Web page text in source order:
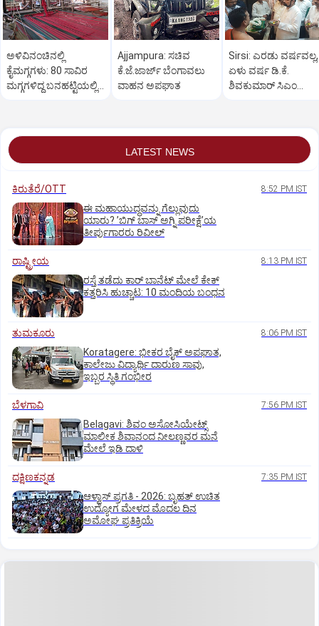
ಅಳಿವಿನಂಚಿನಲ್ಲಿ
ಕೈಮಗ್ಗಗಳು: 80 ಸಾವಿರ
ಮಗ್ಗಗಳಿದ್ದ ಬನಹಟ್ಟಿಯಲ್ಲಿ
Ajjampura: ಸಚಿವ
ಕೆ.ಜೆ.ಜಾರ್ಜ್ ಬೆಂಗಾವಲು
ವಾಹನ ಅಪಘಾತ
Sirsi: ಎರಡು ವರ್ಷವಲ್ಲ,
ಏಳು ವರ್ಷ ಡಿ.ಕೆ.
ಶಿವಕುಮಾರ್ ಸಿಎಂ
LATEST NEWS
ಕಿರುತೆರೆ/OTT 8:52 PM IST
ಈ ಮಹಾಯುದ್ಧವನ್ನು ಗೆಲ್ಲುವುದು
ಯಾರು? ʼಬಿಗ್‌ ಬಾಸ್‌ ಅಗ್ನಿ ಪರೀಕ್ಷೆʼಯ
ತೀರ್ಪುಗಾರರು ರಿವೀಲ್
ರಾಷ್ಟ್ರೀಯ 8:13 PM IST
ರಸ್ತೆ ತಡೆದು ಕಾರ್ ಬಾನೆಟ್ ಮೇಲೆ ಕೇಕ್
ಕತ್ತರಿಸಿ ಹುಚ್ಚಾಟ: 10 ಮಂದಿಯ ಬಂಧನ
ತುಮಕೂರು 8:06 PM IST
Koratagere: ಭೀಕರ ಬೈಕ್ ಅಪಘಾತ,
ಕಾಲೇಜು ವಿದ್ಯಾರ್ಥಿ ದಾರುಣ ಸಾವು,
ಇಬ್ಬರ ಸ್ಥಿತಿ ಗಂಭೀರ
ಬೆಳಗಾವಿ 7:56 PM IST
Belagavi: ಶಿವಂ ಅಸೋಸಿಯೇಟ್ಸ್
ಮಾಲೀಕ ಶಿವಾನಂದ ನೀಲಣ್ಣವರ ಮನೆ
ಮೇಲೆ ಇಡಿ‌ ದಾಳಿ
ದಕ್ಷಿಣಕನ್ನಡ 7:35 PM IST
ಆಳ್ವಾಸ್‌ ಪ್ರಗತಿ - 2026: ಬೃಹತ್ ಉಚಿತ
ಉದ್ಯೋಗ ಮೇಳದ ಮೊದಲ ದಿನ
ಅಮೋಘ ಪ್ರತಿಕ್ರಿಯೆ